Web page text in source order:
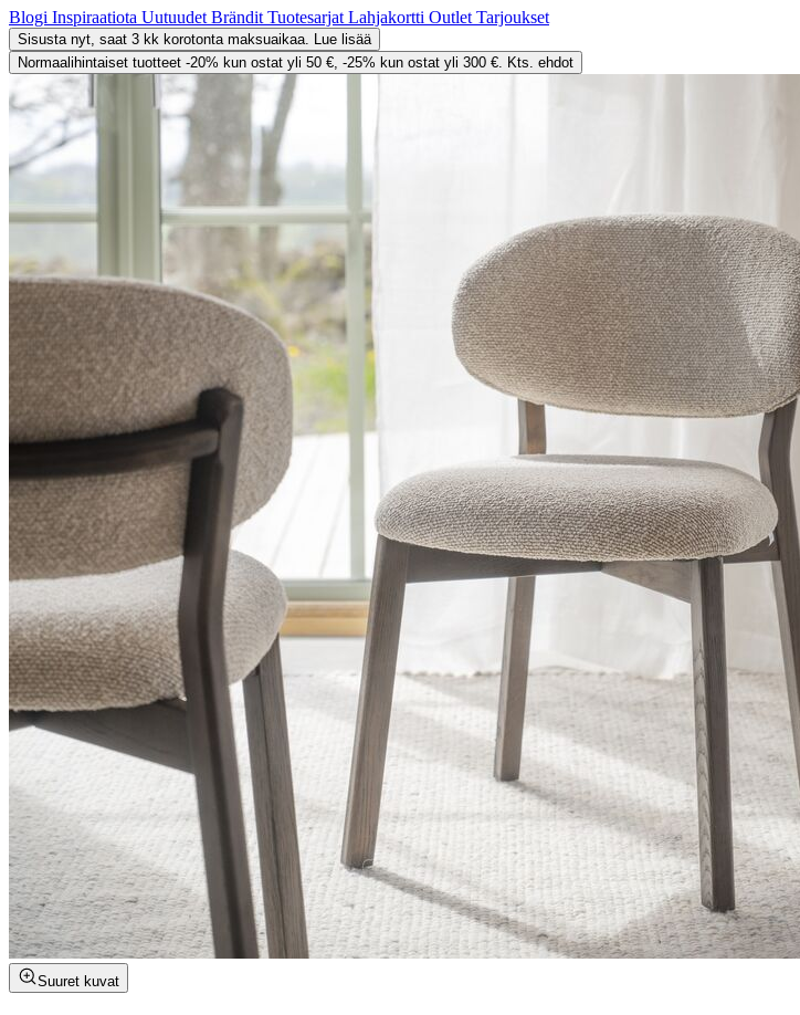
Blogi Inspiraatiota Uutuudet Brändit Tuotesarjat Lahjakortti Outlet Tarjoukset
Sisusta nyt, saat 3 kk korotonta maksuaikaa. Lue lisää
Normaalihintaiset tuotteet -20% kun ostat yli 50 €, -25% kun ostat yli 300 €. Kts. ehdot
Suuret kuvat